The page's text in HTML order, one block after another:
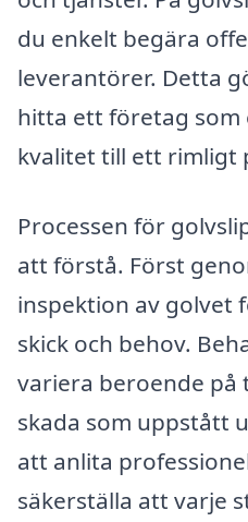
du enkelt begära
leverantörer. Detta
hitta ett företag som
kvalitet till ett rimligt
Processen för
att förstå. Först
inspektion av golvet
skick och behov.
variera beroende på
skada som uppstått
att anlita
säkerställa att varje